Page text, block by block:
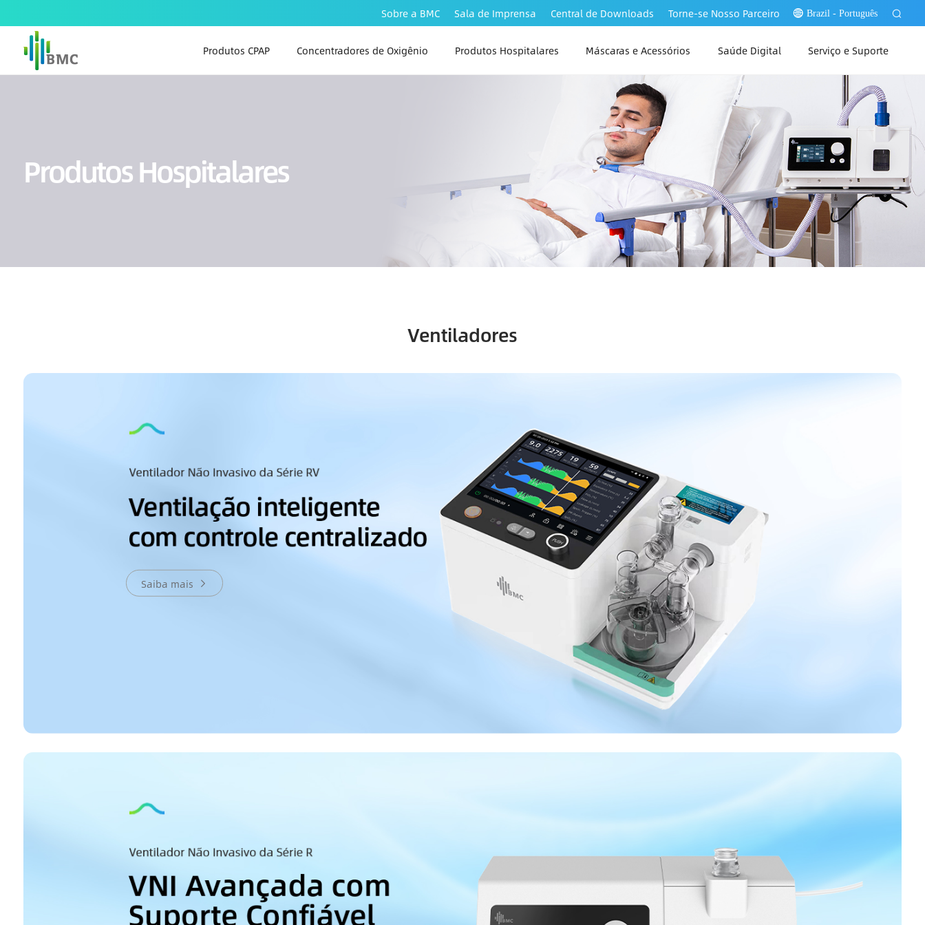
Sobre a BMC Sala de Imprensa Central de Downloads Torne-se Nosso Parceiro Brazil - Português
Produtos CPAP Concentradores de Oxigênio Produtos Hospitalares Máscaras e Acessórios Saúde Digital
PAP Link Web
PAP Link PC
PAP Link App
Serviço e Suporte
Produtos Hospitalares
Ventiladores
Saiba mais